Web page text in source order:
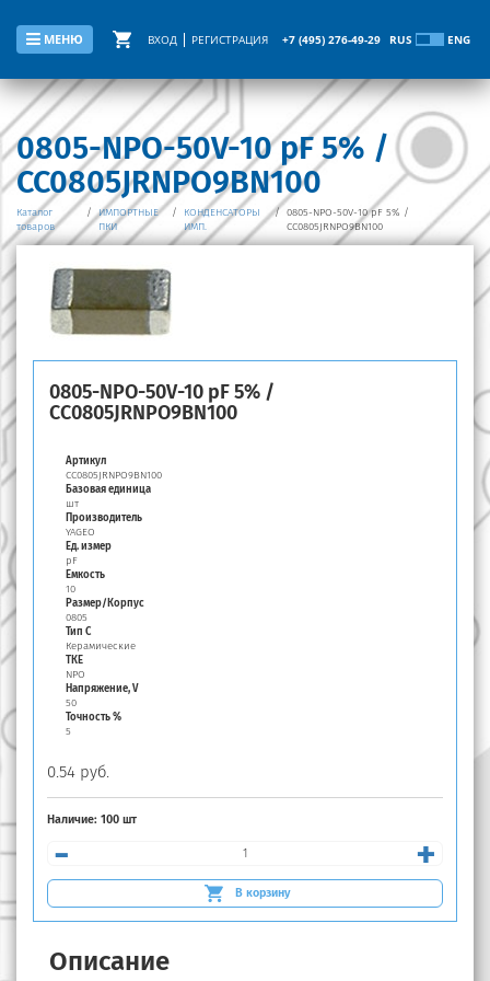
МЕНЮ ВХОД РЕГИСТРАЦИЯ +7 (495) 276-49-29 RUS ENG
0805-NPO-50V-10 pF 5% /
CC0805JRNPO9BN100
Каталог
товаров
/ ИМПОРТНЫЕ
ПКИ
/
КОНДЕНСАТОРЫ
ИМП.
/ 0805-NPO-50V-10 pF 5% /
CC0805JRNPO9BN100
0805-NPO-50V-10 pF 5% /
CC0805JRNPO9BN100
Артикул
CC0805JRNPO9BN100
Базовая единица
шт
Производитель
YAGEO
Ед. измер
pF
Емкость
10
Размер/Корпус
0805
Тип C
Керамические
ТКЕ
NPO
Напряжение, V
50
Точность %
5
0.54 руб.
Наличие: 100 шт
- +
В корзину
Описание